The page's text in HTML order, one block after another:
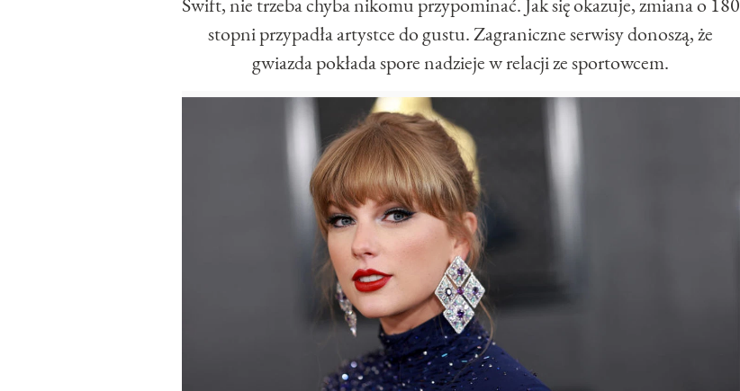
stopni przypadła artystce do gustu. Zagraniczne serwisy donoszą, że
gwiazda pokłada spore nadzieje w relacji ze sportowcem.